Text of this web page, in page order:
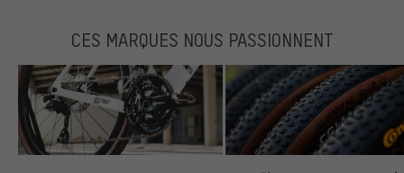
CES MARQUES NOUS PASSIONNENT